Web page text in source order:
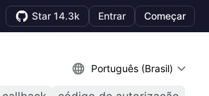
Star 14.3k Entrar Começar
Português (Brasil)